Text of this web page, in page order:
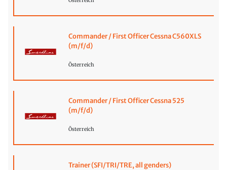
Commander / First Officer Cessna C560XLS
(m/f/d)
Österreich
Commander / First Officer Cessna 525
(m/f/d)
Österreich
Trainer (SFI/TRI/TRE, all genders)